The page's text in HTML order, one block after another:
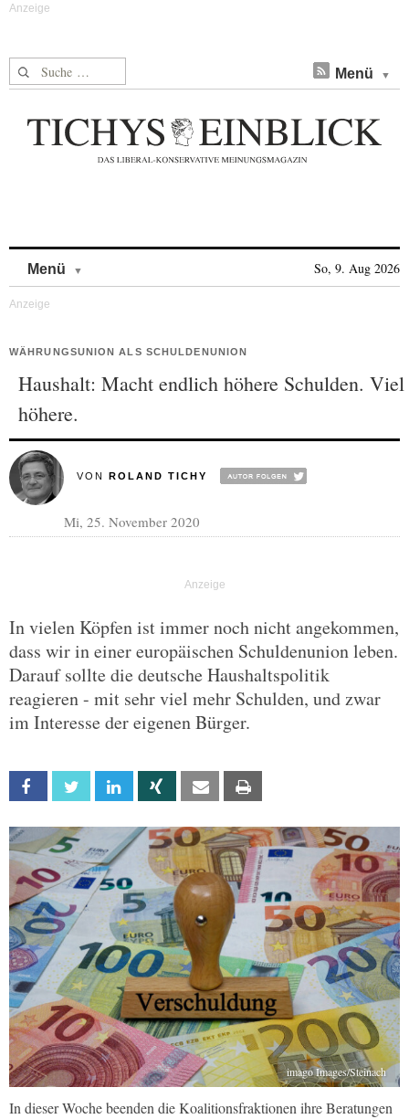
Suche nach: Menü
Menü So, 9. Aug 2026
WÄHRUNGSUNION ALS SCHULDENUNION
Haushalt: Macht endlich höhere Schulden. Viel
höhere.
VON ROLAND TICHY
Mi, 25. November 2020
In vielen Köpfen ist immer noch nicht angekommen,
dass wir in einer europäischen Schuldenunion leben.
Darauf sollte die deutsche Haushaltspolitik
reagieren - mit sehr viel mehr Schulden, und zwar
im Interesse der eigenen Bürger.
Facebook Twitter Linkedin Xing Email
imago Images/Steinach
In dieser Woche beenden die Koalitionsfraktionen ihre Beratungen